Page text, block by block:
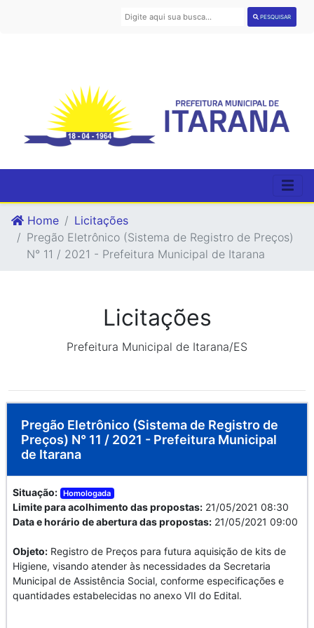
PESQUISAR
Home
Licitações
Pregão Eletrônico (Sistema de Registro de Preços)
N° 11 / 2021 - Prefeitura Municipal de Itarana
Licitações
Prefeitura Municipal de Itarana/ES
Pregão Eletrônico (Sistema de Registro de
Preços) N° 11 / 2021 - Prefeitura Municipal
de Itarana
Situação: Homologada
Limite para acolhimento das propostas: 21/05/2021 08:30
Data e horário de abertura das propostas: 21/05/2021 09:00
Objeto: Registro de Preços para futura aquisição de kits de
Higiene, visando atender às necessidades da Secretaria
Municipal de Assistência Social, conforme especificações e
quantidades estabelecidas no anexo VII do Edital.